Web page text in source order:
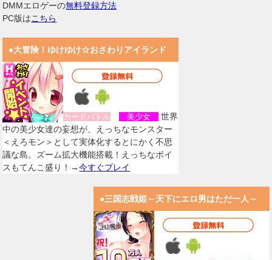
DMMエロゲーの無料登録方法
PC版はこちら
●大冒険！ゆけゆけ☆おさわりアイランド
カードバトル 美少女
世界
中の美少女達の妄想が、えっちなモンスター
＜えろモン＞として実体化するとにかく不思
議な島。ズーム拡大機能搭載！えっちなボイ
スもてんこ盛り！→今すぐプレイ
●三国志戦姫～天下にエロ男はただ一人～